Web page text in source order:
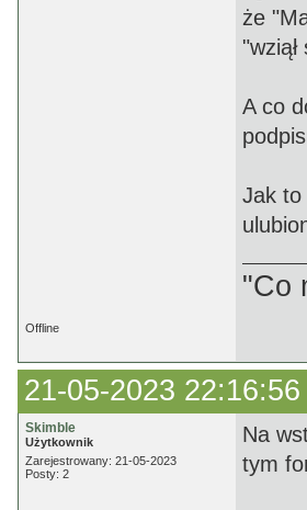
że
A co
Jak to
"Co
Offline
21-05-2023 22:16:56
Skimble
Użytkownik
Zarejestrowany: 21-05-2023
Posty: 2
Na
tym